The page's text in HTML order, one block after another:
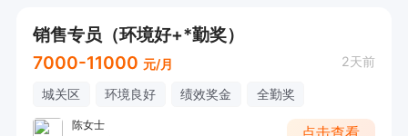
销售专员（环境好+*勤奖）
7000-11000 元/月 2天前
城关区 环境良好 绩效奖金 全勤奖
陈女士